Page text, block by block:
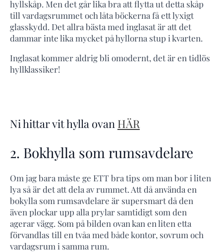
hyllskåp. Men det går lika bra att flytta ut detta skåp
till vardagsrummet och låta böckerna få ett lyxigt
glasskydd. Det allra bästa med inglasat är att det
dammar inte lika mycket på hyllorna stup i kvarten.
Inglasat kommer aldrig bli omodernt, det är en tidlös
hyllklassiker!
Ni hittar vit hylla ovan HÄR
2. Bokhylla som rumsavdelare
Om jag bara måste ge ETT bra tips om man bor i liten
lya så är det att dela av rummet. Att då använda en
bokylla som rumsavdelare är supersmart då den
även plockar upp alla prylar samtidigt som den
agerar vägg. Som på bilden ovan kan en liten etta
förvandlas till en tvåa med både kontor, sovrum och
vardagsrum i samma rum.